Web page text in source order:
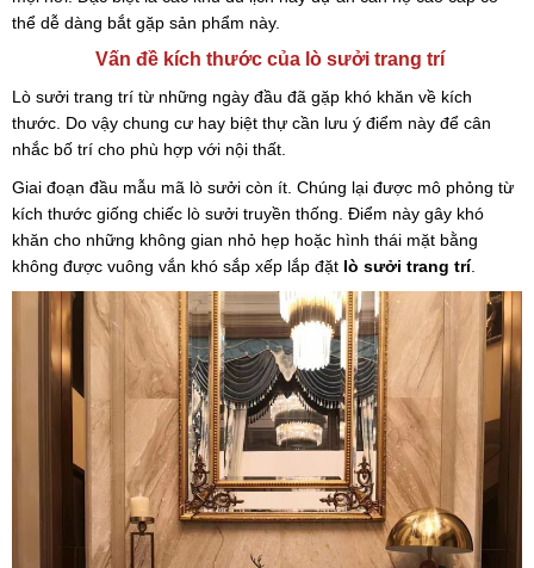
thể dễ dàng bắt gặp sản phẩm này.
Vấn đề kích thước của lò sưởi trang trí
Lò sưởi trang trí từ những ngày đầu đã gặp khó khăn về kích
thước. Do vậy chung cư hay biệt thự cần lưu ý điểm này để cân
nhắc bố trí cho phù hợp với nội thất.
Giai đoạn đầu mẫu mã lò sưởi còn ít. Chúng lại được mô phỏng từ
kích thước giống chiếc lò sưởi truyền thống. Điểm này gây khó
khăn cho những không gian nhỏ hẹp hoặc hình thái mặt bằng
không được vuông vắn khó sắp xếp lắp đặt lò sưởi trang trí.